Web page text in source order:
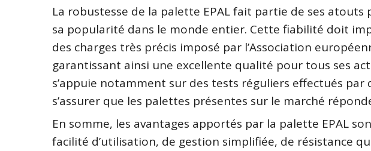
La robustesse de la palette EPAL fait partie de ses
sa popularité dans le monde entier. Cette fiabilité doit
des charges très précis imposé par l’Association
garantissant ainsi une excellente qualité pour tous ses
s’appuie notamment sur des tests réguliers effectués
s’assurer que les palettes présentes sur le marché
En somme, les avantages apportés par la palette EPAL
facilité d’utilisation, de gestion simplifiée, de résistance